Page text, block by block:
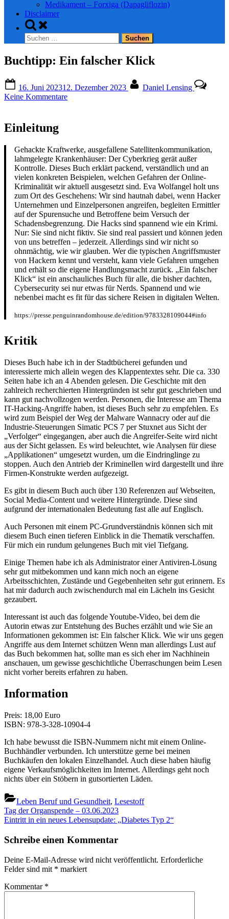
Medikament – Forxiga (Dapagliflozin)
Disclaimer
Toggle
search
form
Suchen
nach:
Buchtipp: Ein falscher Klick
on
16. Juni 202312. Dezember 2023
Daniel Lensing
Keine Kommentarezu
Einleitung
Gehackte Kraftwerke, ausgefallene Satellitenkommunikation,
lahmgelegte Krankenhäuser: Der Cyberkrieg gerät außer
Kontrolle. Dieses Buch erklärt packend, verständlich und an
vielen konkreten Beispielen, welchen Gefahren der Online-
Kriminalität wir aktuell ausgesetzt sind. Eva Wolfangel holt uns
zum Ort des Geschehens: Wir sind hautnah dabei, wenn Hacker
Unternehmen und Einzelpersonen angreifen, begleiten Ermittler
auf der Spurensuche und Betroffene beim Versuch der
Schadensbegrenzung. Die Hacks sind spannend wie ein Krimi.
Nur: Sie sind nicht fiktiv. Sie sind real passiert und können jeden
von uns betreffen – jederzeit. Allerdings sind wir nicht so
ohnmächtig, wie wir glauben. Wer die typischen Angriffsmuster
von Hackern kennt und versteht, kann viele Gefahren umgehen
und erhält so die eigene Handlungsmacht zurück. „Ein falscher
Klick“ ist ein anschauliches Buch für alle, die bisher dachten,
Cybersecurity sei nur etwas für Nerds. Spannend und wie
nebenbei macht es fit für das sichere Reisen in digitalen Welten.
https://presse.penguinrandomhouse.de/edition/9783328109044#info
Kritik
Dieses Buch habe ich in der Stadtbücherei gefunden und
interessierte mich allein wegen des Klappentextes sehr. Die ca. 330
Seiten habe ich an 4 Abenden gelesen. Die Geschichte mit den
zahlreich recherchierten Hintergründen ist sehr gut geschrieben und
kann gut nachvollzogen werden. Personen, die Interesse am Thema
IT-Hacking-Angriffe haben, ist dieses Buch sehr zu empfehlen. Es
wird zum Beispiel der Weg der Malware Wannacry oder auf die
Industrie-Steuerungen Simatic PCS 7 per Stuxnet aus Sicht der
„Verfolger“ eingegangen, aber auch die Angreifer-Seite wird nicht
aus der Sicht gelassen. Es wird beleuchtet, wie Analysen für diese
„Applikationen“ umgesetzt wurden, um die Eindringlinge zu
stoppen. Auch den Antrieb der Kriminellen wird dargestellt und ihre
Firmen-Konstrukte werden aufgezeigt.
Es gibt in diesem Buch auch über 130 Referenzen auf Webseiten,
Social Media-Content und weitere Hintergründe. Diese sind
aufgrund der internationalen Bedeutung fast alle auf Englisch.
Auch Personen mit einem PC-Grundverständnis können sich mit
diesem Buch einen tieferen Einblick in die Thematik verschaffen.
Für mich ein rundum gelungenes Buch mit viel Tiefgang.
Einige Themen habe ich als Administrator einer Antiviren-Lösung
sehr gut mitbekommen und kann mich noch an eigene
Arbeitsschichten, Zustände und Gegebenheiten sehr gut erinnern. Es
hat mir dadurch auch zwischendurch mal ein Lächeln ins Gesicht
gezaubert.
Interessant ist auch das folgende Youtube-Video, bei dem die
Autorin etwas zur Entstehung des Buches erzählt und wie Sie an
Informationen gekommen ist: Ein falscher Klick. Wie wir uns gegen
Angriffe aus dem Internet schützen Wenn man allerdings Lust auf
das Buch bekommen hat, sollte man es sich eher im Nachhinein
anschauen, um gewisse geschichtliche Überraschungen beim Lesen
nicht vorher bereits erfahren zu haben.
Information
Preis: 18,00 Euro
ISBN: 978-3-328-10904-4
Ich habe bewusst die ISBN-Nummern nicht mit einem Online-
Buchhändler verbunden. Ich unterstütze gerne bei meinen
Buchkäufen den lokalen Einzelhandel. Auch diese haben häufig
eigene Verkaufsmöglichkeiten im Internet. Allerdings geht noch
nichts über ein Stöbern in gutsortierten Läden.
Leben Beruf und Gesundheit, Lesestoff
Beitragsnavigation
Previous
Post:
Tag der Organspende – 03.06.2023
Next
Eintritt in ein neues Lebensupdate: „Diabetes Typ 2“
Schreibe einen Kommentar
Deine E-Mail-Adresse wird nicht veröffentlicht. Erforderliche
Felder sind mit * markiert
Kommentar *